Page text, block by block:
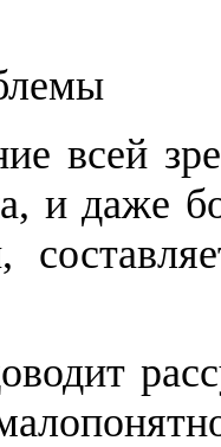
всей
и даже